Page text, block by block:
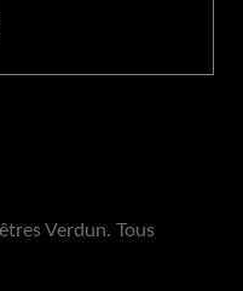
Verdun. Tous